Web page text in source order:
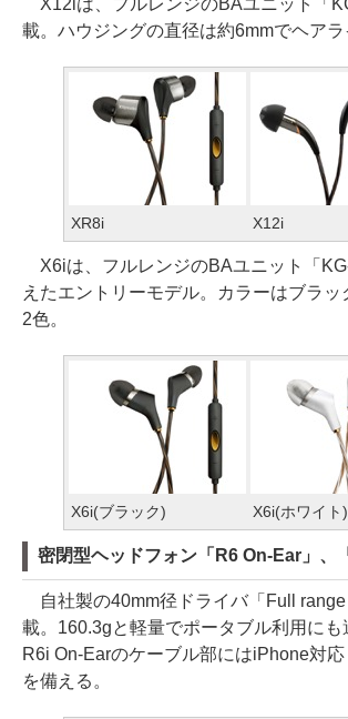
X12iは、フルレンジのBAユニット「
載。ハウジングの直径は約6mmでヘアラ
XR8i X12i
X6iは、フルレンジのBAユニット「
えたエントリーモデル。カラーはブラッ
2色。
X6i(ブラック) X6i(ホワイト)
密閉型ヘッドフォン「R6 On-Ear」、
自社製の40mm径ドライバ「Full range
載。160.3gと軽量でポータブル利用にも
R6i On-Earのケーブル部にはiPhone対
を備える。